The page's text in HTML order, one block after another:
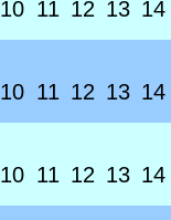
10 11 12 13 14
10 11 12 13 14
10 11 12 13 14